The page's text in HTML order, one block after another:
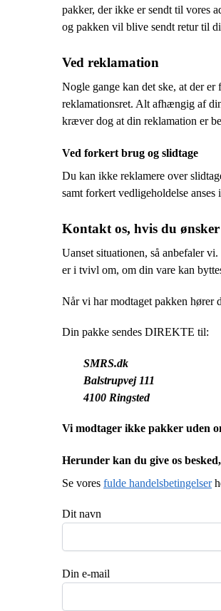
pakker, der ikke er sendt til vores
og pakken vil blive sendt retur til
Ved reklamation
Nogle gange kan det ske, at der
reklamationsret. Alt afhængig af
kræver dog at din reklamation er
Ved forkert brug og slidtage
Du kan ikke reklamere over
samt forkert vedligeholdelse
Kontakt os, hvis du
Uanset situationen, så anbefaler
er i tvivl om, om din vare kan
Når vi har modtaget pakken hører
Din pakke sendes DIREKTE til:
SMRS.dk
Balstrupvej 111
4100 Ringsted
Vi modtager ikke pakker uden
Herunder kan du give os
Se vores fulde handelsbetingelser
Dit navn
Din e-mail